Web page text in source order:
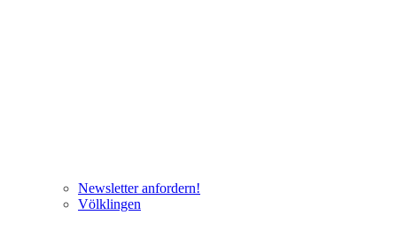
Newsletter anfordern!
Völklingen